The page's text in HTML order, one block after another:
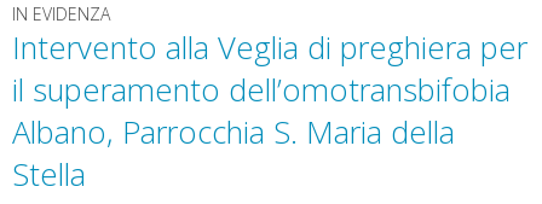
IN EVIDENZA
Intervento alla Veglia di preghiera per
il superamento dell’omotransbifobia
Albano, Parrocchia S. Maria della
Stella